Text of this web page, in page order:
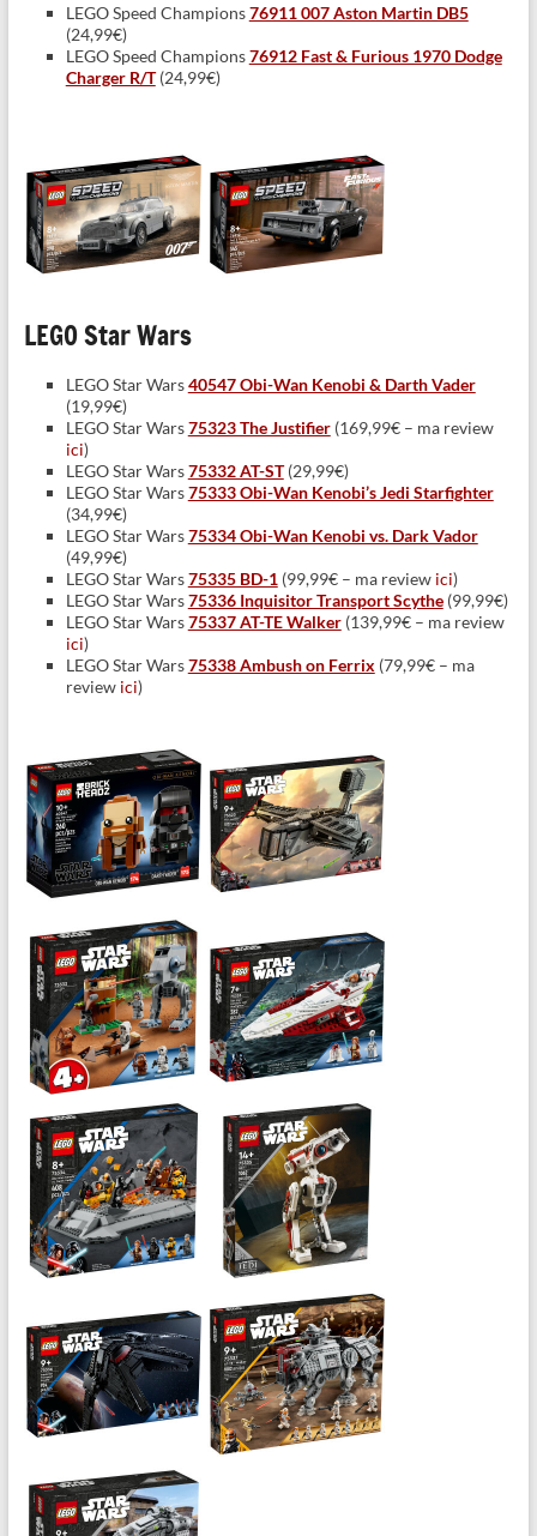
LEGO Speed Champions76911 007 Aston Martin DB5
(24,99€)
LEGO Speed Champions76912 Fast & Furious 1970 Dodge
Charger R/T(24,99€)
LEGO Star Wars
LEGO Star Wars40547 Obi-Wan Kenobi & Darth Vader
(19,99€)
LEGO Star Wars75323 The Justifier(169,99€ – ma review
ici)
LEGO Star Wars75332 AT-ST(29,99€)
LEGO Star Wars75333 Obi-Wan Kenobi’s Jedi Starfighter
(34,99€)
LEGO Star Wars75334 Obi-Wan Kenobi vs. Dark Vador
(49,99€)
LEGO Star Wars75335 BD-1(99,99€ – ma review ici)
LEGO Star Wars75336 Inquisitor Transport Scythe(99,99€)
LEGO Star Wars75337 AT-TE Walker(139,99€ – ma review
ici)
LEGO Star Wars75338 Ambush on Ferrix (79,99€ – ma
review ici)